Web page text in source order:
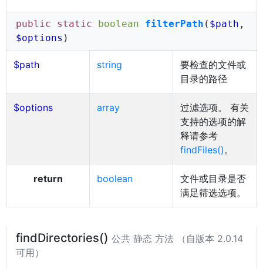
public static boolean filterPath ( $path ,
$options )
$path string
要检查的文件或
目录的路径
$options array
过滤选项。 有关
支持的选项的解
释请参考
findFiles()。
return boolean
文件或目录是否
满足筛选选项。
findDirectories() 公共 静态 方法 （自版本 2.0.14
可用）